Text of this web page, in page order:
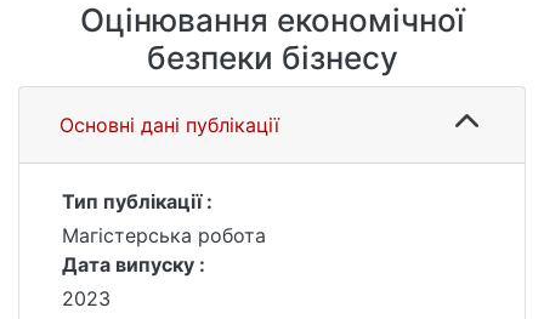
Оцінювання економічної
безпеки бізнесу
Основні дані публікації
Тип публікації :
Магістерська робота
Дата випуску :
2023